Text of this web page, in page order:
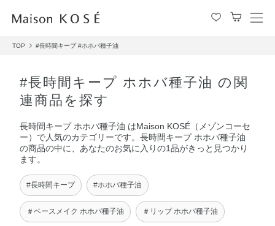
メ
TOP #長時間キープ #ホホバ種子油
#長時間キープ ホホバ種子油 の関
連商品を探す
長時間キープ ホホバ種子油 はMaison KOSÉ（メゾンコーセ
ー）で人気のカテゴリーです。長時間キープ ホホバ種子油
の商品の中に、あなたのお気に入りの1品がきっと見つかり
ます。
#長時間キープ #ホホバ種子油
＃ベースメイク ホホバ種子油 ＃リップ ホホバ種子油